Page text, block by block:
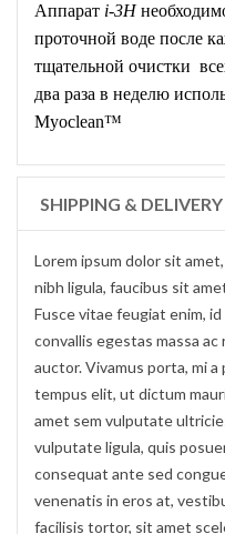
Аппарат i-3H
проточной воде после
тщательной очистки
два раза в неделю
Myoclean™
SHIPPING & DELIVERY
Lorem ipsum dolor sit
nibh ligula, faucibus sit
Fusce vitae feugiat enim,
convallis egestas massa
auctor. Vivamus porta, mi
tempus elit, ut dictum
amet sem vulputate
vulputate ligula, quis
consequat ante sed
venenatis in eros at,
facilisis tortor, sit amet